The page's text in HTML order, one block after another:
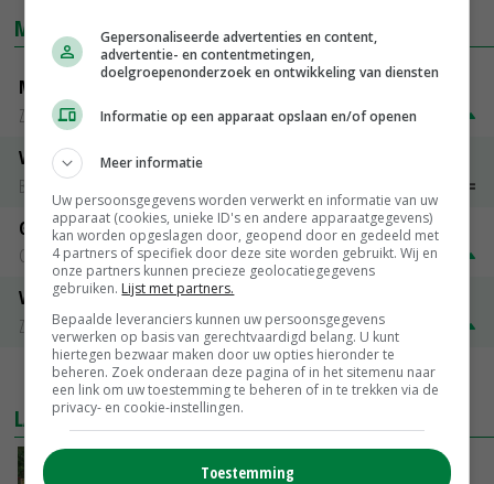
MARKTPRIJZEN
Magere melkpoeder
Zuivel NL
€ 269,00 € 7,00
Vleeskuikens 2001-2600 gr
Barneveld
Gerst
Groningen
€ 197,00 € 2,00
Volle melkpoeder
Zuivel NL
€ 345,00
MEER MARKTPRIJZEN
LAATSTE NIEUWS
Europa plukt veel minder appels, maar meer
Gepersonaliseerde advertenties en content,
advertentie- en contentmetingen,
doelgroepenonderzoek en ontwikkeling van diensten
Informatie op een apparaat opslaan en/of openen
Meer informatie
Uw persoonsgegevens worden verwerkt en informatie van uw
apparaat (cookies, unieke ID's en andere apparaatgegevens)
kan worden opgeslagen door, geopend door en gedeeld met
4 partners of specifiek door deze site worden gebruikt. Wij en
onze partners kunnen precieze geolocatiegegevens
gebruiken. Lijst met partners.
Bepaalde leveranciers kunnen uw persoonsgegevens
verwerken op basis van gerechtvaardigd belang. U kunt
hiertegen bezwaar maken door uw opties hieronder te
beheren. Zoek onderaan deze pagina of in het sitemenu naar
een link om uw toestemming te beheren of in te trekken via de
privacy- en cookie-instellingen.
Toestemming